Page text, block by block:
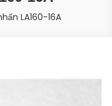
LA160-16A